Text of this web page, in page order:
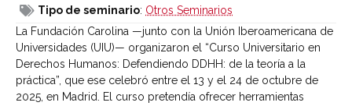
Tipo de seminario: Otros Seminarios
La Fundación Carolina —junto con la Unión Iberoamericana de
Universidades (UIU)— organizaron el “Curso Universitario en
Derechos Humanos: Defendiendo DDHH: de la teoría a la
práctica”, que ese celebró entre el 13 y el 24 de octubre de
2025, en Madrid. El curso pretendía ofrecer herramientas